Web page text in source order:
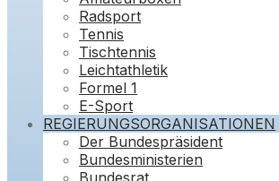
Radsport
Tennis
Tischtennis
Leichtathletik
Formel 1
E-Sport
REGIERUNGSORGANISATIONEN
Der Bundespräsident
Bundesministerien
Bundesrat